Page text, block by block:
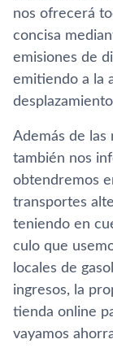
nos ofrecerá
concisa
emisiones de
emitiendo a la
Además de las
también nos
obtendremos
transportes
teniendo en
culo que
locales de
ingresos, la
tienda online
vayamos